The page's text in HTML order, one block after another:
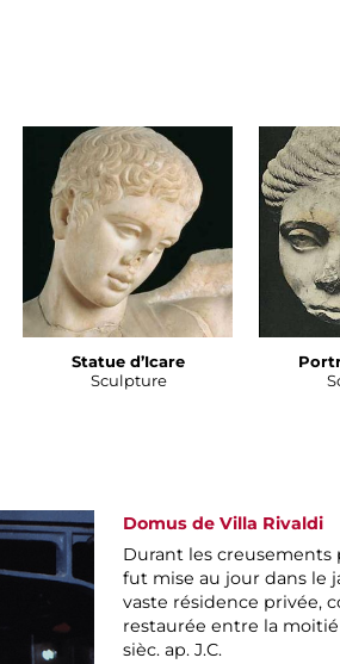
Statue d’Icare
Sculpture
Domus de Villa Rivaldi
Durant les creusements
fut mise au jour dans le
vaste résidence privée,
restaurée entre la
sièc. ap. J.C.